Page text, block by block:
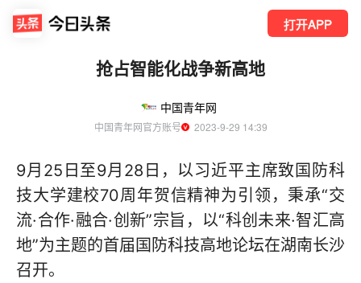
打开APP
抢占智能化战争新高地
中国青年网
中国青年网官方账号
  2023-9-29 14:39
9月25日至9月28日，以习近平主席致国防科
技大学建校70周年贺信精神为引领，秉承“交
流·合作·融合·创新”宗旨，以“科创未来·智汇高
地”为主题的首届国防科技高地论坛在湖南长沙
召开。